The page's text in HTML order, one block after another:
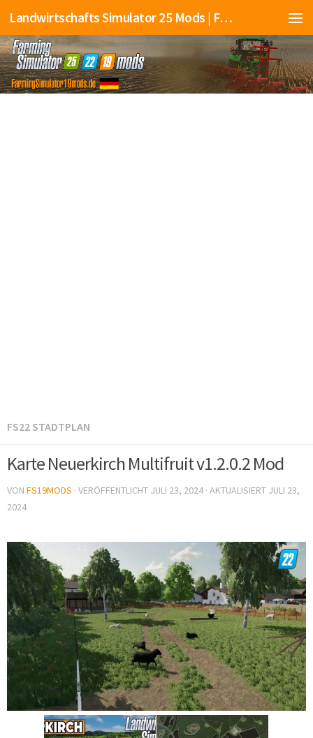
Landwirtschafts Simulator 25 Mods | Farming Simulator 25 Mods | FS25 Mods
FS22 STADTPLAN
Karte Neuerkirch Multifruit v1.2.0.2 Mod
VON FS19MODS · VERÖFFENTLICHT JULI 23, 2024 · AKTUALISIERT JULI 23,
2024